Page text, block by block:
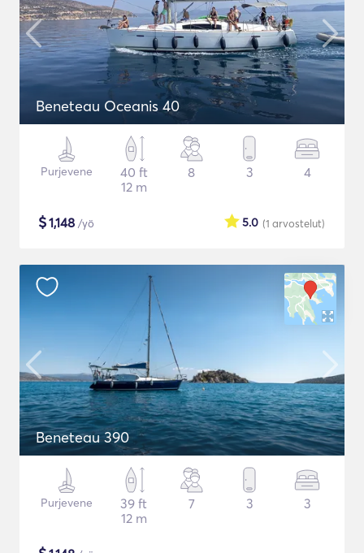
Beneteau Oceanis 40
Purjevene
40 ft
12 m
8 3 4
$1,148 /yö (1 arvostelut)
5.0
Beneteau 390
Purjevene
39 ft
12 m
7 3 3